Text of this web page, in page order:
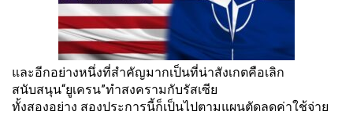
และอีกอย่างหนึ่งที่สำคัญมากเป็นที่น่าสังเกตคือเลิก
สนับสนุน“ยูเครน”ทำสงครามกับรัสเซีย
ทั้งสองอย่าง สองประการนี้ก็เป็นไปตามแผนตัดลดค่าใช้จ่าย